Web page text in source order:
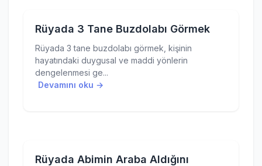
Rüyada 3 Tane Buzdolabı Görmek
Rüyada 3 tane buzdolabı görmek, kişinin
hayatındaki duygusal ve maddi yönlerin
dengelenmesi ge...
Devamını oku →
Rüyada Abimin Araba Aldığını